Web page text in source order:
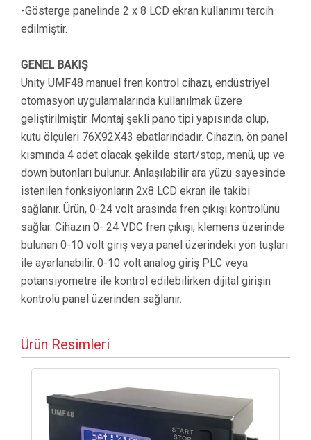
-Gösterge panelinde 2 x 8 LCD ekran kullanımı tercih
edilmiştir.
GENEL BAKIŞ
Unity UMF48 manuel fren kontrol cihazı, endüstriyel
otomasyon uygulamalarında kullanılmak üzere
geliştirilmiştir. Montaj şekli pano tipi yapısında olup,
kutu ölçüleri 76X92X43 ebatlarındadır. Cihazın, ön panel
kısmında 4 adet olacak şekilde start/stop, menü, up ve
down butonları bulunur. Anlaşılabilir ara yüzü sayesinde
istenilen fonksiyonların 2x8 LCD ekran ile takibi
sağlanır. Ürün, 0-24 volt arasında fren çıkışı kontrolünü
sağlar. Cihazın 0- 24 VDC fren çıkışı, klemens üzerinde
bulunan 0-10 volt giriş veya panel üzerindeki yön tuşları
ile ayarlanabilir. 0-10 volt analog giriş PLC veya
potansiyometre ile kontrol edilebilirken dijital girişin
kontrolü panel üzerinden sağlanır.
Ürün Resimleri